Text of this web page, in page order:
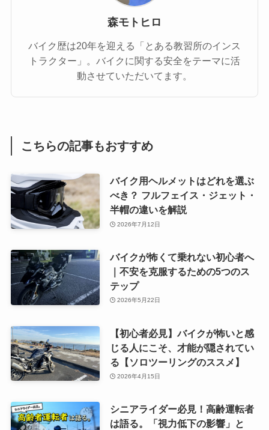
森モトヒロ
バイク歴は20年を迎える「とある教習所のインス
トラクター」。バイクに関する安全をテーマに活
動させていただいてます。
こちらの記事もおすすめ
バイク用ヘルメットはどれを選ぶ
べき？ フルフェイス・ジェット・
半帽の違いを解説
2026年7月12日
バイクが怖くて乗れない初心者へ
｜不安を克服するための5つのス
テップ
2026年5月22日
【初心者必見】バイクが怖いと感
じる人にこそ、才能が隠されてい
る【ソロツーリングのススメ】
2026年4月15日
シニアライダー必見！高齢運転者
は語る。「視力低下の影響」と